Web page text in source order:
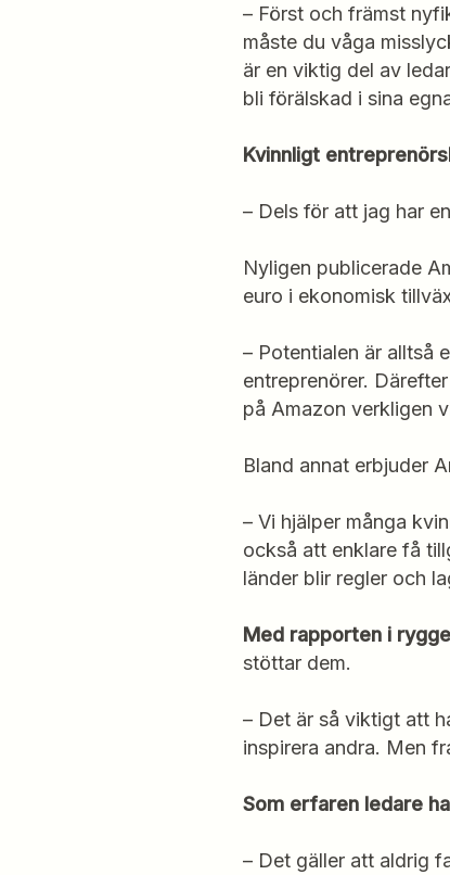
– Först och främst
måste du våga
är en viktig del av
bli förälskad i sina
Kvinnligt
– Dels för att jag har
Nyligen publicerade
euro i ekonomisk
– Potentialen är alltså
entreprenörer.
på Amazon verkligen
Bland annat erbjuder
– Vi hjälper många
också att enklare få
länder blir regler och
Med rapporten i
stöttar dem.
– Det är så viktigt att
inspirera andra. Men
Som erfaren ledare
– Det gäller att aldrig